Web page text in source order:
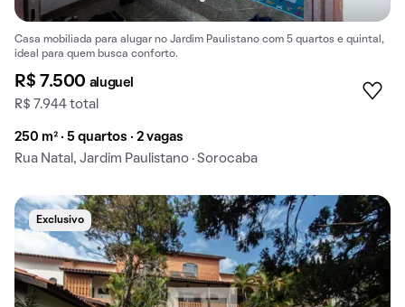
Casa mobiliada para alugar no Jardim Paulistano com 5 quartos e quintal,
ideal para quem busca conforto.
R$ 7.500 aluguel
R$ 7.944 total
250 m² · 5 quartos · 2 vagas
Rua Natal, Jardim Paulistano · Sorocaba
Exclusivo